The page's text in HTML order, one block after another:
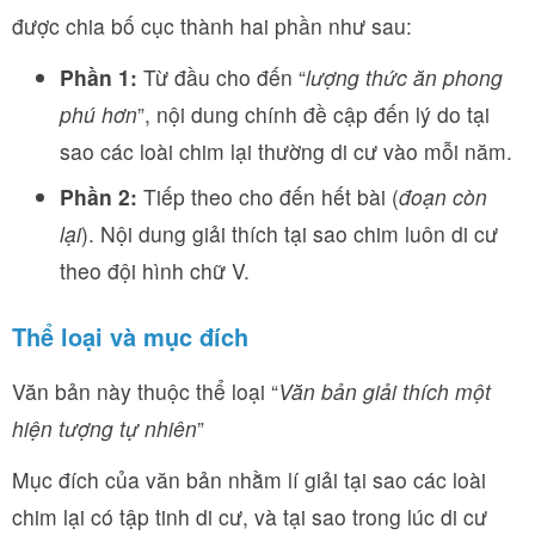
được chia bố cục thành hai phần như sau:
Phần 1: Từ đầu cho đến “lượng thức ăn phong
phú hơn”, nội dung chính đề cập đến lý do tại
sao các loài chim lại thường di cư vào mỗi năm.
Phần 2: Tiếp theo cho đến hết bài (đoạn còn
lại). Nội dung giải thích tại sao chim luôn di cư
theo đội hình chữ V.
Thể loại và mục đích
Văn bản này thuộc thể loại “Văn bản giải thích một
hiện tượng tự nhiên”
Mục đích của văn bản nhằm lí giải tại sao các loài
chim lại có tập tinh di cư, và tại sao trong lúc di cư